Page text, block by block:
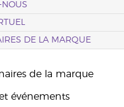
NOUS
DE LA MARQUE
de la marque
événements